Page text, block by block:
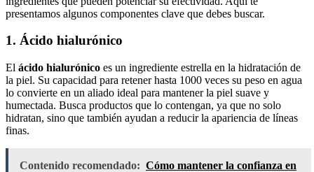
presentamos algunos componentes clave que debes buscar.
1. Ácido hialurónico
El ácido hialurónico es un ingrediente estrella en la hidratación de
la piel. Su capacidad para retener hasta 1000 veces su peso en agua
lo convierte en un aliado ideal para mantener la piel suave y
humectada. Busca productos que lo contengan, ya que no solo
hidratan, sino que también ayudan a reducir la apariencia de líneas
finas.
Contenido recomendado: Cómo mantener la confianza en